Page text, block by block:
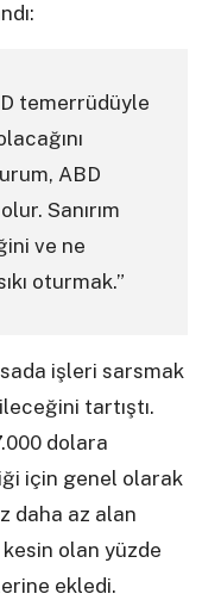
temerrüdüyle
ABD
Sanırım
ve ne
oturmak.”
işleri sarsmak
tartıştı.
dolara
için genel olarak
daha az alan
olan yüzde
ekledi.